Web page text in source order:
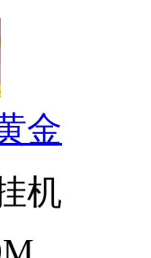
金
机